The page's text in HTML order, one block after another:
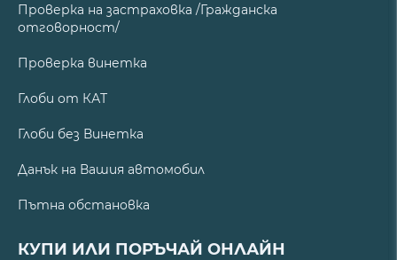
Проверка на застраховка /Гражданска
отговорност/
Проверка винетка
Глоби от КАТ
Глоби без Винетка
Данък на Вашия автомобил
Пътна обстановка
КУПИ ИЛИ ПОРЪЧАЙ ОНЛАЙН